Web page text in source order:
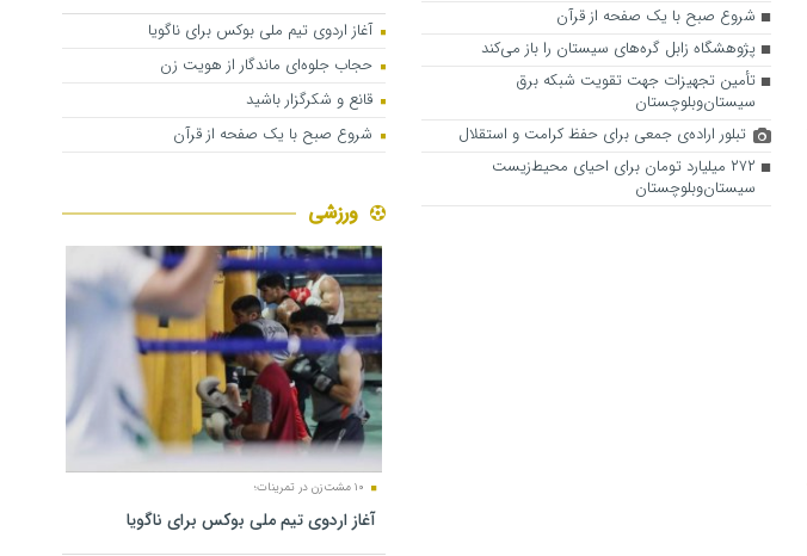
شروع صبح با یک صفحه از قرآن
پژوهشگاه زابل گره‌های سیستان را باز می‌کند
تأمین تجهیزات جهت تقویت شبکه برق
سیستان‌وبلوچستان
تبلور اراده‌ی جمعی برای حفظ کرامت و استقلال
۲۷۲ میلیارد تومان برای احیای محیط‌زیست
سیستان‌وبلوچستان
آغاز اردوی تیم ملی بوکس برای ناگویا
حجاب جلوه‌ای ماندگار از هویت زن
قانع و شکرگزار باشید
شروع صبح با یک صفحه از قرآن
ورزشی
آغاز اردوی تیم ملی بوکس برای ناگویا